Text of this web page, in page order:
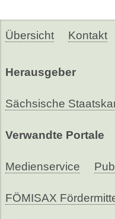
Übersicht Kontakt
Herausgeber
Sächsische
Verwandte Portale
Medienservice
FÖMISAX